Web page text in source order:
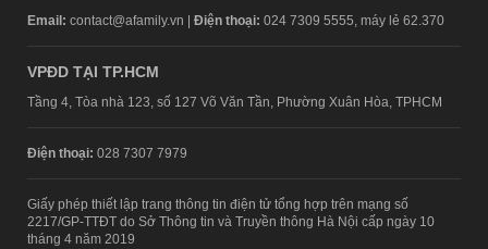
Email: contact@afamily.vn | Điện thoại: 024 7309 5555, máy lẻ 62.370
VPĐD TẠI TP.HCM
Tầng 4, Tòa nhà 123, số 127 Võ Văn Tần, Phường Xuân Hòa, TPHCM
Điện thoại: 028 7307 7979
Giấy phép thiết lập trang thông tin điện tử tổng hợp trên mạng số
2217/GP-TTĐT do Sở Thông tin và Truyền thông Hà Nội cấp ngày 10
tháng 4 năm 2019